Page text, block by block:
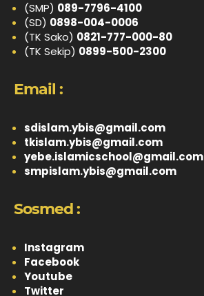
(SMP) 089-7796-4100
(SD) 0898-004-0006
(TK Sako) 0821-777-000-80
(TK Sekip) 0899-500-2300
Email :
sdislam.ybis@gmail.com
tkislam.ybis@gmail.com
yebe.islamicschool@gmail.com
smpislam.ybis@gmail.com
Sosmed :
Instagram
Facebook
Youtube
Twitter